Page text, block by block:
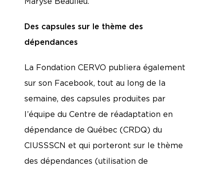
Maryse Beaulieu.
Des capsules sur le thème des
dépendances
La Fondation CERVO publiera également
sur son Facebook, tout au long de la
semaine, des capsules produites par
l’équipe du Centre de réadaptation en
dépendance de Québec (CRDQ) du
CIUSSSCN et qui porteront sur le thème
des dépendances (utilisation de